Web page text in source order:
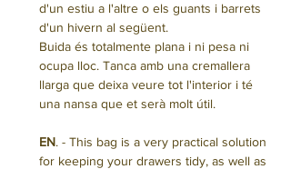
d'un estiu a l'altre o els guants i barrets
d'un hivern al següent.
Buida és totalmente plana i ni pesa ni
ocupa lloc. Tanca amb una cremallera
llarga que deixa veure tot l'interior i té
una nansa que et serà molt útil.
EN. - This bag is a very practical solution
for keeping your drawers tidy, as well as